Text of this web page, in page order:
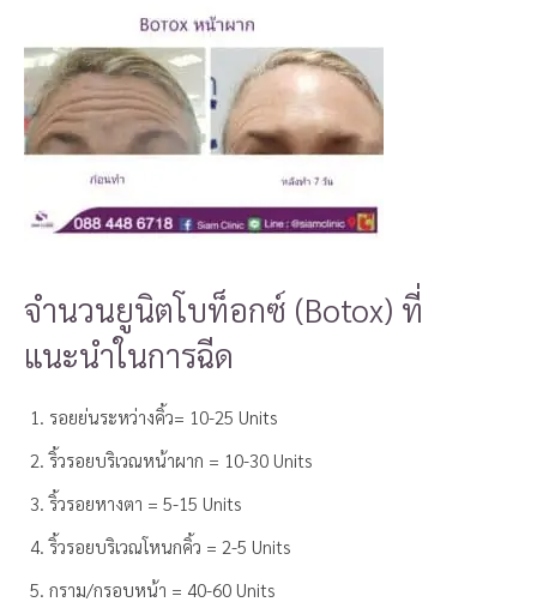
จำนวนยูนิตโบท็อกซ์ (Botox) ที่
แนะนำในการฉีด
รอยย่นระหว่างคิ้ว= 10-25 Units
ริ้วรอยบริเวณหน้าผาก = 10-30 Units
ริ้วรอยหางตา = 5-15 Units
ริ้วรอยบริเวณโหนกคิ้ว = 2-5 Units
กราม/กรอบหน้า = 40-60 Units